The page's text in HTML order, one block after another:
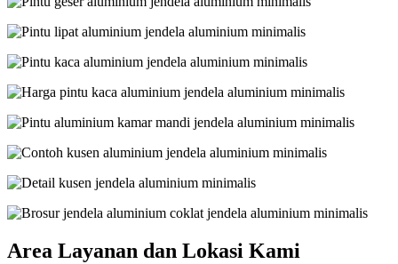
Area Layanan dan Lokasi Kami